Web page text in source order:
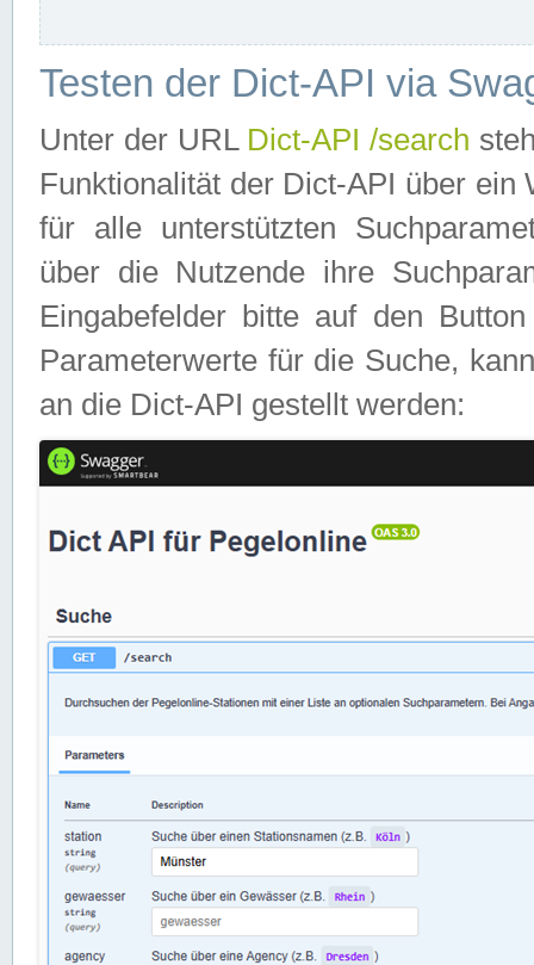
Testen der Dict-API via
Unter der URL Dict-API /search
Funktionalität der Dict-API über
für alle unterstützten
über die Nutzende ihre
Eingabefelder bitte auf den
Parameterwerte für die Suche,
an die Dict-API gestellt werden: